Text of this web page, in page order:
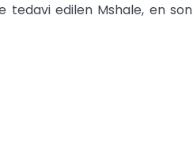
tedavi edilen Mshale, en son